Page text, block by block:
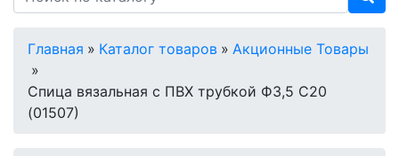
Главная » Каталог товаров » Акционные Товары
»
Спица вязальная с ПВХ трубкой Ф3,5 С20
(01507)